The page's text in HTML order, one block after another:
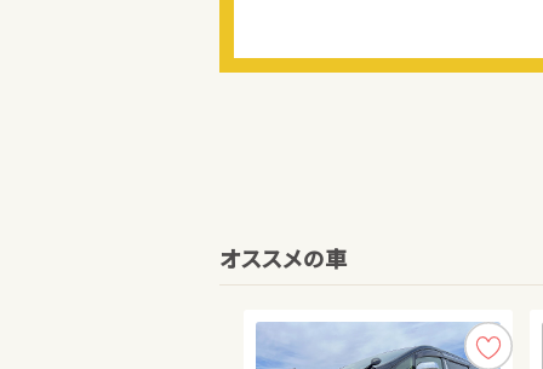
オススメの車